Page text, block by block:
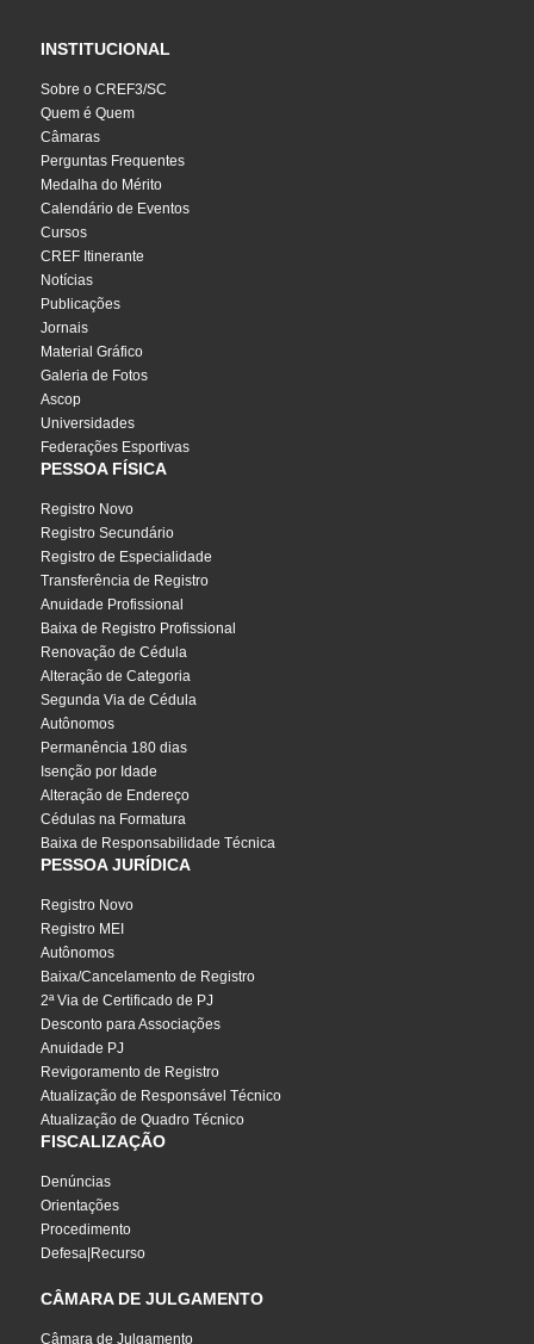
INSTITUCIONAL
Sobre o CREF3/SC
Quem é Quem
Câmaras
Perguntas Frequentes
Medalha do Mérito
Calendário de Eventos
Cursos
CREF Itinerante
Notícias
Publicações
Jornais
Material Gráfico
Galeria de Fotos
Ascop
Universidades
Federações Esportivas
PESSOA FÍSICA
Registro Novo
Registro Secundário
Registro de Especialidade
Transferência de Registro
Anuidade Profissional
Baixa de Registro Profissional
Renovação de Cédula
Alteração de Categoria
Segunda Via de Cédula
Autônomos
Permanência 180 dias
Isenção por Idade
Alteração de Endereço
Cédulas na Formatura
Baixa de Responsabilidade Técnica
PESSOA JURÍDICA
Registro Novo
Registro MEI
Autônomos
Baixa/Cancelamento de Registro
2ª Via de Certificado de PJ
Desconto para Associações
Anuidade PJ
Revigoramento de Registro
Atualização de Responsável Técnico
Atualização de Quadro Técnico
FISCALIZAÇÃO
Denúncias
Orientações
Procedimento
Defesa|Recurso
CÂMARA DE JULGAMENTO
Câmara de Julgamento